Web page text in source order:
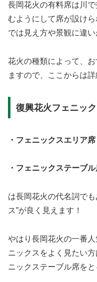
長岡花火の有料席は川
むようにして席が設け
では見え方や景観に違い
花火の種類によって、
ますので、ここからは
復興花火フェニッ
・フェニックスエリア席
・フェニックステーブ
は長岡花火の代名詞で
ス”が良く見えます！
やはり長岡花火の一番
ニックスをよく見たい
ニックステーブル席を